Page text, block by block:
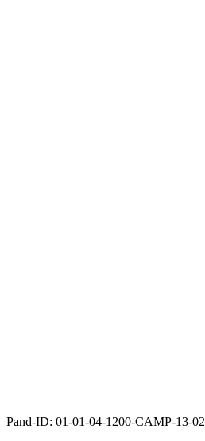
Pand-ID: 01-01-04-1200-CAMP-13-02